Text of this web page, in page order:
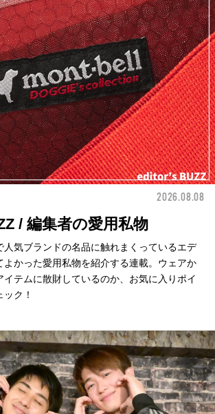
2026.08.08
/ 編集者の愛用私物
人気ブランドの名品に触れまくっているエデ
よかった愛用私物を紹介する連載。ウェアか
イテムに散財しているのか、お気に入りポイ
ク！